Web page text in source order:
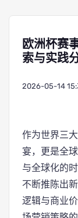
欧洲杯赛
索与实践
2026-05-14
作为世界三
宴，更是全
与全球化的
不断推陈出
逻辑与商业